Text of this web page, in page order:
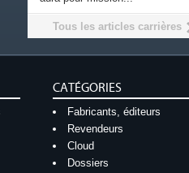
Tous les articles carrières
CATÉGORIES
Fabricants, éditeurs
Revendeurs
Cloud
Dossiers